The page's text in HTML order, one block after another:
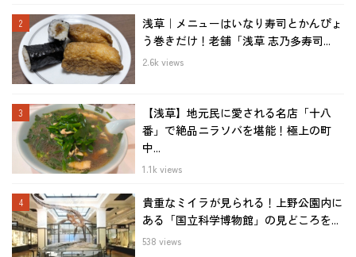
浅草｜メニューはいなり寿司とかんぴょ
う巻きだけ！老舗「浅草 志乃多寿司...
2.6k views
【浅草】地元民に愛される名店「十八
番」で絶品ニラソバを堪能！極上の町
中...
1.1k views
貴重なミイラが見られる！上野公園内に
ある「国立科学博物館」の見どころを...
538 views